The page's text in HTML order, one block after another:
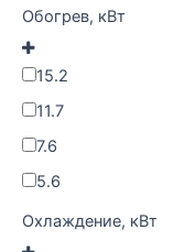
Обогрев, кВт
15.2
11.7
7.6
5.6
Охлаждение, кВт